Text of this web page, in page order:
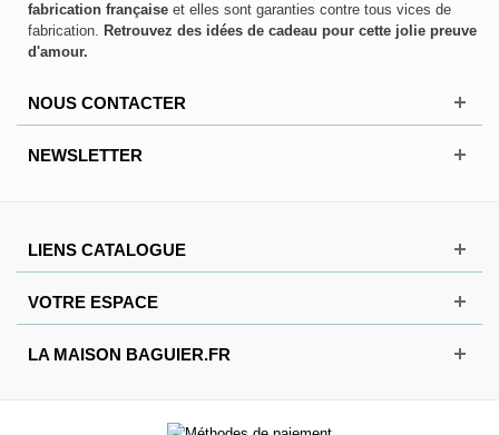
fabrication française et elles sont garanties contre tous vices de
fabrication. Retrouvez des idées de cadeau pour cette jolie preuve
d'amour.
NOUS CONTACTER
NEWSLETTER
LIENS CATALOGUE
VOTRE ESPACE
LA MAISON BAGUIER.FR